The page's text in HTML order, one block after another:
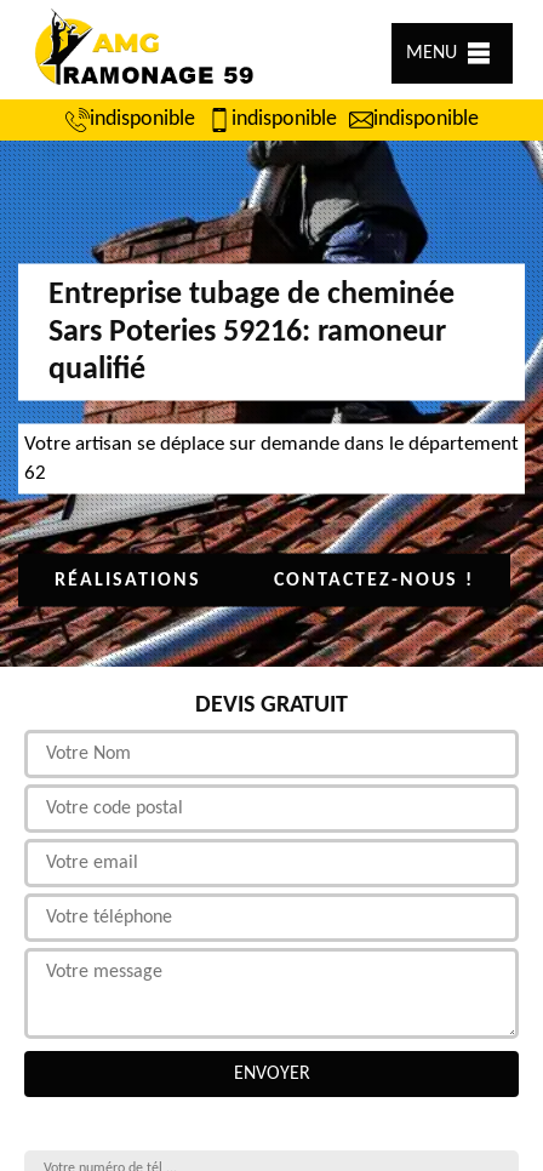
MENU
indisponible indisponible indisponible
Entreprise tubage de cheminée
Sars Poteries 59216: ramoneur
qualifié
Votre artisan se déplace sur demande dans le département
62
RÉALISATIONS CONTACTEZ-NOUS !
DEVIS GRATUIT